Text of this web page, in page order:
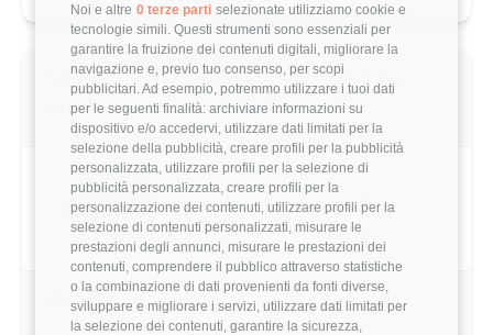
Noi e altre 0 terze parti selezionate utilizziamo cookie e
tecnologie simili. Questi strumenti sono essenziali per
garantire la fruizione dei contenuti digitali, migliorare la
navigazione e, previo tuo consenso, per scopi
pubblicitari. Ad esempio, potremmo utilizzare i tuoi dati
per le seguenti finalità: archiviare informazioni su
dispositivo e/o accedervi, utilizzare dati limitati per la
selezione della pubblicità, creare profili per la pubblicità
personalizzata, utilizzare profili per la selezione di
pubblicità personalizzata, creare profili per la
personalizzazione dei contenuti, utilizzare profili per la
selezione di contenuti personalizzati, misurare le
prestazioni degli annunci, misurare le prestazioni dei
contenuti, comprendere il pubblico attraverso statistiche
o la combinazione di dati provenienti da fonti diverse,
sviluppare e migliorare i servizi, utilizzare dati limitati per
la selezione dei contenuti, garantire la sicurezza,
Valutazione complessiva Bip di questo
utente
2.8/5 Basato su 5 parametri di valutazione
Benefits & Compensi